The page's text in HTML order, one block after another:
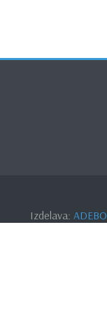
Izdelava: ADEBO